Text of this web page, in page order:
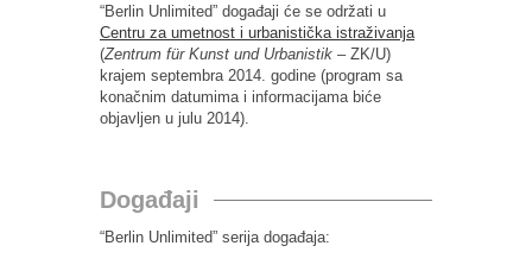
“Berlin Unlimited” događaji će se održati u
Centru za umetnost i urbanistička istraživanja
(Zentrum für Kunst und Urbanistik – ZK/U)
krajem septembra 2014. godine (program sa
konačnim datumima i informacijama biće
objavljen u julu 2014).
Događaji
“Berlin Unlimited” serija događaja: